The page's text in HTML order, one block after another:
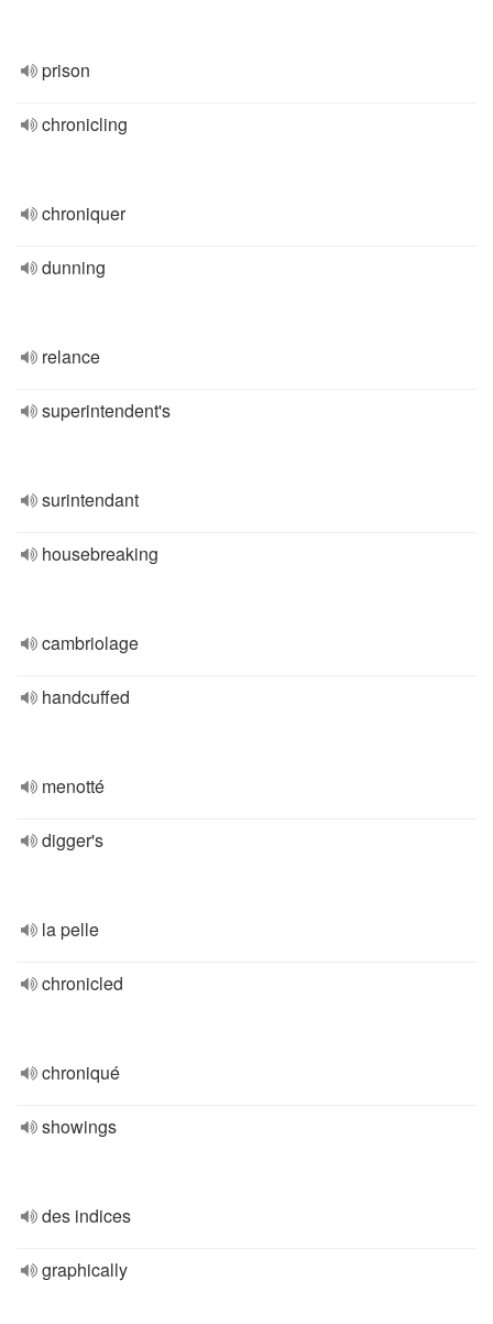
prison
chronicling
chroniquer
dunning
relance
superintendent's
surintendant
housebreaking
cambriolage
handcuffed
menotté
digger's
la pelle
chronicled
chroniqué
showings
des indices
graphically